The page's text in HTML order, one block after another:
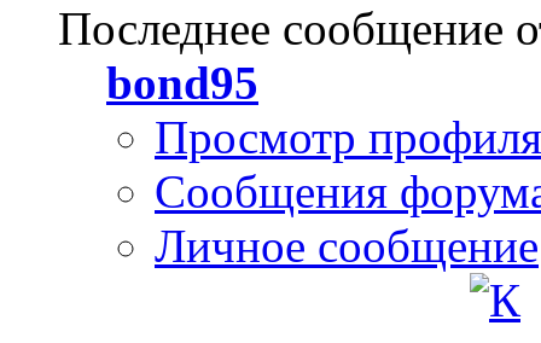
Последнее сообщение
bond95
Просмотр профиля
Сообщения
Личное сообщение